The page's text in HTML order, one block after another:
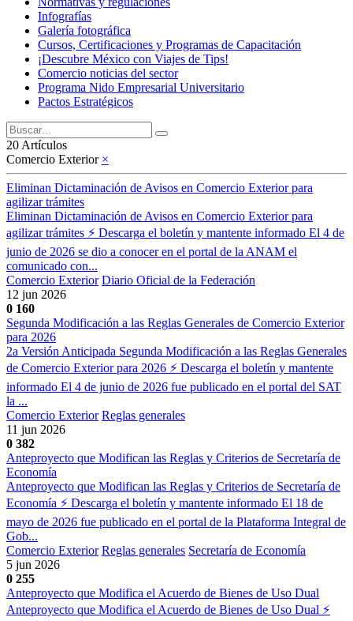
Infografías
Galería fotográfica
Cursos, Certificaciones y Programas de Capacitación
¡Descubre México con Viajes de Tips!
Comercio noticias del sector
Programa Nido Empresarial Universitario
Pactos Estratégicos
20 Artículos
Comercio Exterior ×
Eliminan Dictaminación de Avisos en Comercio Exterior para
agilizar trámites
Eliminan Dictaminación de Avisos en Comercio Exterior para
agilizar trámites ⚡ Descarga el boletín y mantente informado El 4 de
junio de 2026 se dio a conocer en el portal de la ANAM el
comunicado con...
Comercio Exterior Diario Oficial de la Federación
12 jun 2026
0 160
Segunda Modificación a las Reglas Generales de Comercio Exterior
para 2026
2a Versión Anticipada Segunda Modificación a las Reglas Generales
de Comercio Exterior para 2026 ⚡ Descarga el boletín y mantente
informado El 4 de junio de 2026 fue publicado en el portal del SAT
la ...
Comercio Exterior Reglas generales
11 jun 2026
0 382
Anteproyecto que Modifican las Reglas y Criterios de Secretaría de
Economía
Anteproyecto que Modifican las Reglas y Criterios de Secretaría de
Economía ⚡ Descarga el boletín y mantente informado El 18 de
mayo de 2026 fue publicado en el portal de la Plataforma Integral de
Gob...
Comercio Exterior Reglas generales Secretaría de Economía
5 jun 2026
0 255
Anteproyecto que Modifica el Acuerdo de Bienes de Uso Dual
Anteproyecto que Modifica el Acuerdo de Bienes de Uso Dual ⚡